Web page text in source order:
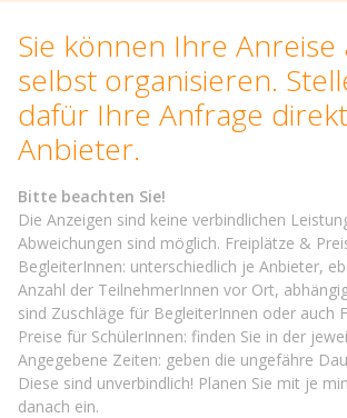
Sie können Ihre Anreise
selbst organisieren.
dafür Ihre Anfrage
Anbieter.
Bitte beachten Sie!
Die Anzeigen sind keine verbindlichen
Abweichungen sind möglich. Freiplätze &
BegleiterInnen: unterschiedlich je Anbieter,
Anzahl der TeilnehmerInnen vor Ort,
sind Zuschläge für BegleiterInnen oder auch
Preise für SchülerInnen: finden Sie in der
Angegebene Zeiten: geben die ungefähre
Diese sind unverbindlich! Planen Sie mit je
danach ein.